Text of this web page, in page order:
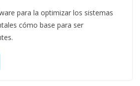
para la optimizar los sistemas
cómo base para ser